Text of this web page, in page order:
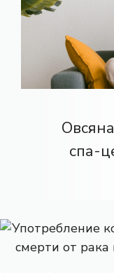
спа-